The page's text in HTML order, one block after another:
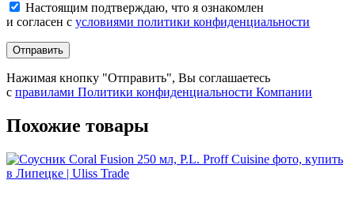
Настоящим подтверждаю, что я ознакомлен
и согласен с условиями политики конфиденциальности
Отправить
Нажимая кнопку "Отправить", Вы соглашаетесь
с правилами Политики конфиденциальности Компании
Похожие товары